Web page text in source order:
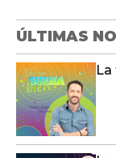
ÚLTIMAS